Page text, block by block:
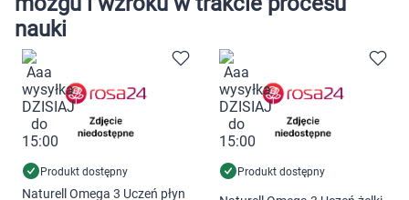
Zdrowie
Kobieta w ciąży i mama
Dziecko
Higiena
nauki
Produkt dostępny
Naturell Omega 3 Uczeń płyn
Produkt dostępny